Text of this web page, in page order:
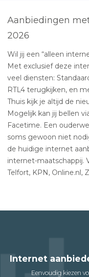
Aanbiedingen
2026
Wil jij een “alleen
Met exclusief deze
veel diensten:
RTL4 terugkijken, en
Thuis kijk je altijd de
Mogelijk kan jij bellen
Facetime. Een
soms gewoon niet
de huidige internet
internet-maatschappij.
Telfort, KPN, Online.nl,
Internet
Eenvoudig kiezen